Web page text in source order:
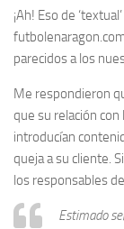
¡Ah! Eso de
parecidos a los
Me respondieron
que su relación con
introducían
queja a su cliente.
los responsables
Estimado